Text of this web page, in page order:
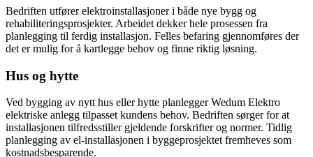
Bedriften utfører elektroinstallasjoner i både nye bygg og
rehabiliteringsprosjekter. Arbeidet dekker hele prosessen fra
planlegging til ferdig installasjon. Felles befaring gjennomføres der
det er mulig for å kartlegge behov og finne riktig løsning.
Hus og hytte
Ved bygging av nytt hus eller hytte planlegger Wedum Elektro
elektriske anlegg tilpasset kundens behov. Bedriften sørger for at
installasjonen tilfredsstiller gjeldende forskrifter og normer. Tidlig
planlegging av el-installasjonen i byggeprosjektet fremheves som
kostnadsbesparende.